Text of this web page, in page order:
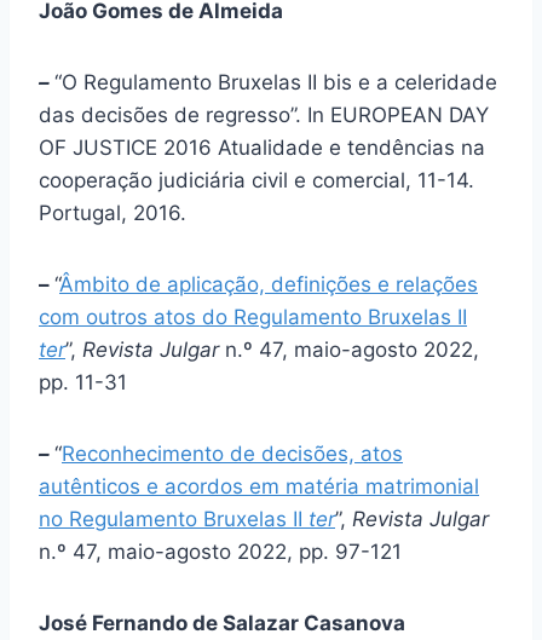
João Gomes de Almeida
– “O Regulamento Bruxelas II bis e a celeridade
das decisões de regresso”. In EUROPEAN DAY
OF JUSTICE 2016 Atualidade e tendências na
cooperação judiciária civil e comercial, 11-14.
Portugal, 2016.
– “Âmbito de aplicação, definições e relações
com outros atos do Regulamento Bruxelas II
ter”, Revista Julgarn.º 47, maio-agosto 2022,
pp. 11-31
– “Reconhecimento de decisões, atos
autênticos e acordos em matéria matrimonial
no Regulamento Bruxelas II ter”, Revista Julgar
n.º 47, maio-agosto 2022, pp. 97-121
José Fernando de Salazar Casanova